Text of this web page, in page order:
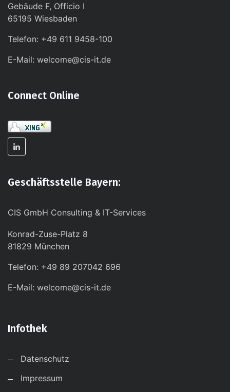
Gebäude F, Officio I
65195 Wiesbaden
Telefon: +49 611 9458-100
E-Mail: welcome@cis-it.de
Connect Online
Geschäftsstelle Bayern:
CIS GmbH Consulting & IT-Services
Konrad-Zuse-Platz 8
81829 München
Telefon: +49 89 207042 696
E-Mail: welcome@cis-it.de
Infothek
Datenschutz
Impressum